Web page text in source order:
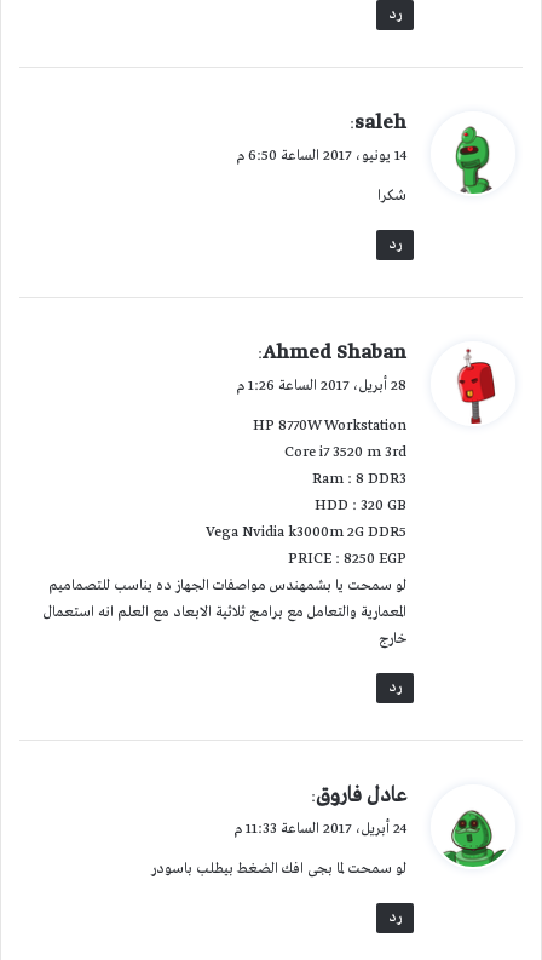
رد
ي
ل
saleh
:
14 يونيو، 2017 الساعة 6:50 م
شكرا
رد
ي
ل
Ahmed Shaban
:
28 أبريل، 2017 الساعة 1:26 م
HP 8770W Workstation
Core i7 3520 m 3rd
Ram : 8 DDR3
HDD : 320 GB
Vega Nvidia k3000m 2G DDR5
PRICE : 8250 EGP
لو سمحت يا بشمهندس مواصفات الجهاز ده يناسب للتصماميم
المعمارية والتعامل مع برامج ثلاثية الابعاد مع العلم انه استعمال
خارج
رد
ي
ل
عادل فاروق:
24 أبريل، 2017 الساعة 11:33 م
لو سمحت لما بجى افك الضغط بيطلب باسودر
رد